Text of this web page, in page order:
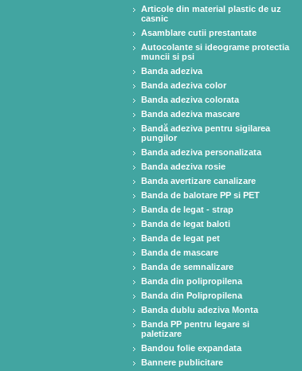
Articole din material plastic de uz
casnic
Asamblare cutii prestantate
Autocolante si ideograme protectia
muncii si psi
Banda adeziva
Banda adeziva color
Banda adeziva colorata
Banda adeziva mascare
Bandă adeziva pentru sigilarea
pungilor
Banda adeziva personalizata
Banda adeziva rosie
Banda avertizare canalizare
Banda de balotare PP si PET
Banda de legat - strap
Banda de legat baloti
Banda de legat pet
Banda de mascare
Banda de semnalizare
Banda din polipropilena
Banda din Polipropilena
Banda dublu adeziva Monta
Banda PP pentru legare si
paletizare
Bandou folie expandata
Bannere publicitare